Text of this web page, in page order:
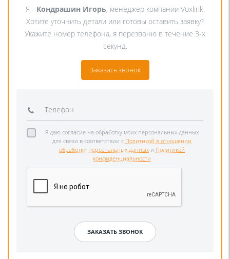
Я - Кондрашин Игорь, менеджер компании Voxlink.
Хотите уточнить детали или готовы оставить заявку?
Укажите номер телефона, я перезвоню в течение 3-х
секунд.
Заказать звонок
Я даю согласие на обработку моих персональных данных
для связи в соответствии с Политикой в отношении
обработки персональных данных и Политикой
конфиденциальности